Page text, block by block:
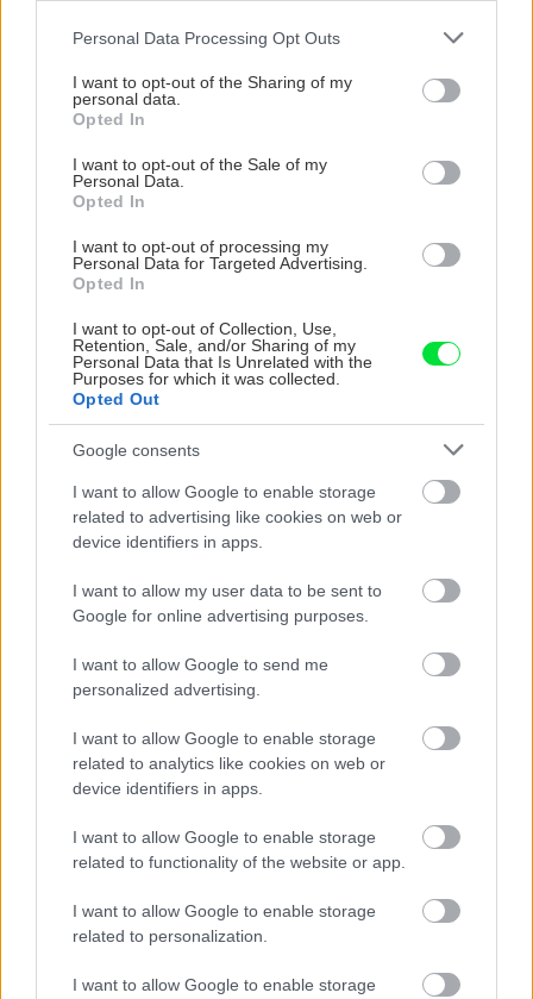
Please note that this website/app uses one or more Google
not limited to your visit or usage behaviour. You may click to
grant or deny consent to Google and its third-party tags to
use your data for below specified purposes in below Google
consent section.
Personal Data Processing Opt Outs
I want to opt-out of the Sharing of my
personal data.
Opted In
I want to opt-out of the Sale of my
Personal Data.
Opted In
I want to opt-out of processing my
Personal Data for Targeted Advertising.
Opted In
I want to opt-out of Collection, Use,
Retention, Sale, and/or Sharing of my
Personal Data that Is Unrelated with the
Purposes for which it was collected.
Opted Out
Google consents
I want to allow Google to enable storage
related to advertising like cookies on web or
device identifiers in apps.
I want to allow my user data to be sent to
Google for online advertising purposes.
I want to allow Google to send me
personalized advertising.
I want to allow Google to enable storage
related to analytics like cookies on web or
device identifiers in apps.
I want to allow Google to enable storage
related to functionality of the website or app.
I want to allow Google to enable storage
related to personalization.
I want to allow Google to enable storage
sucho a teplo? Tieto
vysaďte na miesta, na
levanduľa! 7 fialových
Môže aspirín zachrániť
ochabnuté izbové
možno prekvapí
Júlový reštart uhoriek
nakladačiek: Ako ich
kvitnutia?
CHALUPA